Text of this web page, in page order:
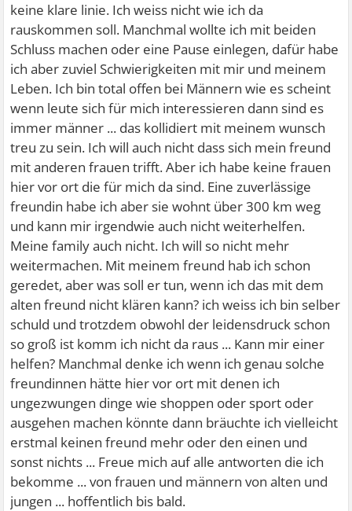
keine klare linie. Ich weiss nicht wie ich da
rauskommen soll. Manchmal wollte ich mit beiden
Schluss machen oder eine Pause einlegen, dafür habe
ich aber zuviel Schwierigkeiten mit mir und meinem
Leben. Ich bin total offen bei Männern wie es scheint
wenn leute sich für mich interessieren dann sind es
immer männer ... das kollidiert mit meinem wunsch
treu zu sein. Ich will auch nicht dass sich mein freund
mit anderen frauen trifft. Aber ich habe keine frauen
hier vor ort die für mich da sind. Eine zuverlässige
freundin habe ich aber sie wohnt über 300 km weg
und kann mir irgendwie auch nicht weiterhelfen.
Meine family auch nicht. Ich will so nicht mehr
weitermachen. Mit meinem freund hab ich schon
geredet, aber was soll er tun, wenn ich das mit dem
alten freund nicht klären kann? ich weiss ich bin selber
schuld und trotzdem obwohl der leidensdruck schon
so groß ist komm ich nicht da raus ... Kann mir einer
helfen? Manchmal denke ich wenn ich genau solche
freundinnen hätte hier vor ort mit denen ich
ungezwungen dinge wie shoppen oder sport oder
ausgehen machen könnte dann bräuchte ich vielleicht
erstmal keinen freund mehr oder den einen und
sonst nichts ... Freue mich auf alle antworten die ich
bekomme ... von frauen und männern von alten und
jungen ... hoffentlich bis bald.